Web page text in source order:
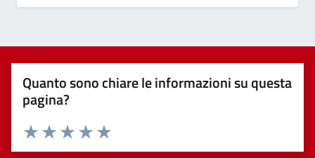
Quanto sono chiare le informazioni su questa
pagina?
Valuta 5 stelle su 5
Valuta 4 stelle su 5
Valuta 3 stelle su 5
Valuta 2 stelle su 5
Valuta 1 stelle su 5